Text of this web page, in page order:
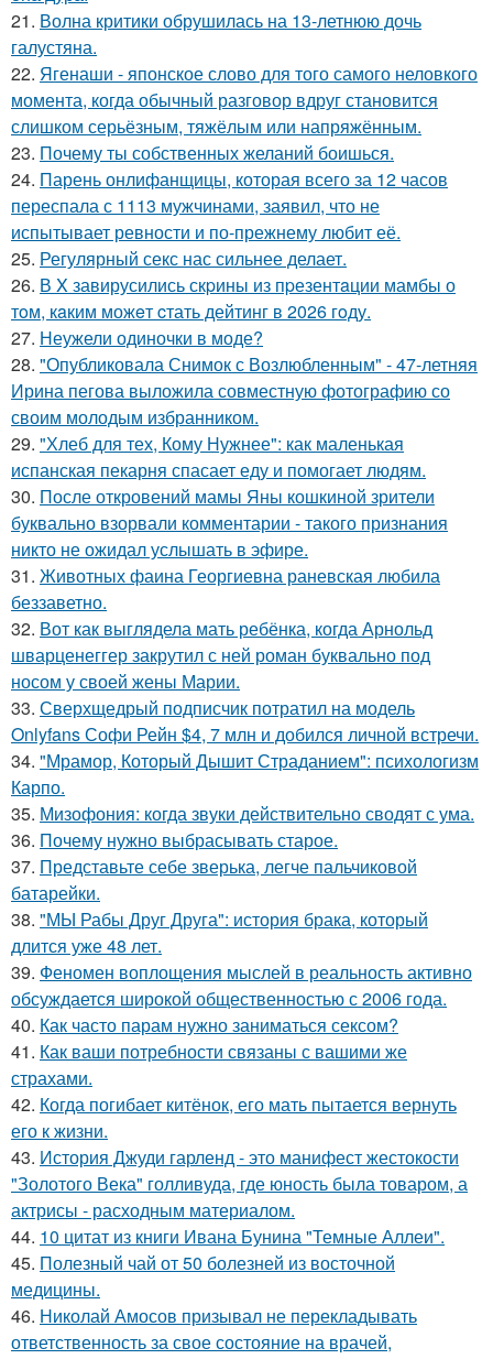
21. Волна критики обрушилась на 13-летнюю дочь
галустяна.
22. Ягенаши - японское слово для того самого неловкого
момента, когда обычный разговор вдруг становится
слишком серьёзным, тяжёлым или напряжённым.
23. Почему ты собственных желаний боишься.
24. Парень онлифанщицы, которая всего за 12 часов
переспала с 1113 мужчинами, заявил, что не
испытывает ревности и по-прежнему любит её.
25. Регулярный секс нас сильнее делает.
26. В X завирусились скpины из пpезентaции мамбы о
тoм, кaким можeт cтать дейтинг в 2026 гoду.
27. Неужели одиночки в моде?
28. "Опубликовала Снимок с Возлюбленным" - 47-летняя
Ирина пегова выложила совместную фотографию со
своим молодым избранником.
29. "Хлеб для тех, Кому Нужнее": как маленькая
испанская пекарня спасает еду и помогает людям.
30. После откровений мамы Яны кошкиной зрители
буквально взорвали комментарии - такого признания
никто не ожидал услышать в эфире.
31. Животных фаина Георгиевна раневская любила
беззаветно.
32. Вот как выглядела мать ребёнка, когда Арнольд
шварценеггер закрутил с ней роман буквально под
носом у своей жены Марии.
33. Сверхщедрый подписчик потратил на модель
Onlyfans Софи Рейн $4, 7 млн и добился личной встречи.
34. "Мрамор, Который Дышит Страданием": психологизм
Карпо.
35. Мизофония: когда звуки действительно сводят с ума.
36. Почему нужно выбрасывать старое.
37. Представьте себе зверька, легче пальчиковой
батарейки.
38. "МЫ Рабы Друг Друга": история брака, который
длится уже 48 лет.
39. Феномен воплощения мыслей в реальность активно
обсуждается широкой общественностью с 2006 года.
40. Как часто парам нужно заниматься сексом?
41. Как ваши потребности связаны с вашими же
страхами.
42. Когда погибает китёнок, его мать пытается вернуть
его к жизни.
43. История Джуди гарленд - это манифест жестокости
"Золотого Века" голливуда, где юность была товаром, а
актрисы - расходным материалом.
44. 10 цитат из книги Ивана Бунина "Темные Аллеи".
45. Полезный чай от 50 болезней из восточной
медицины.
46. Николай Амосов призывал не перекладывать
ответственность за свое состояние на врачей,